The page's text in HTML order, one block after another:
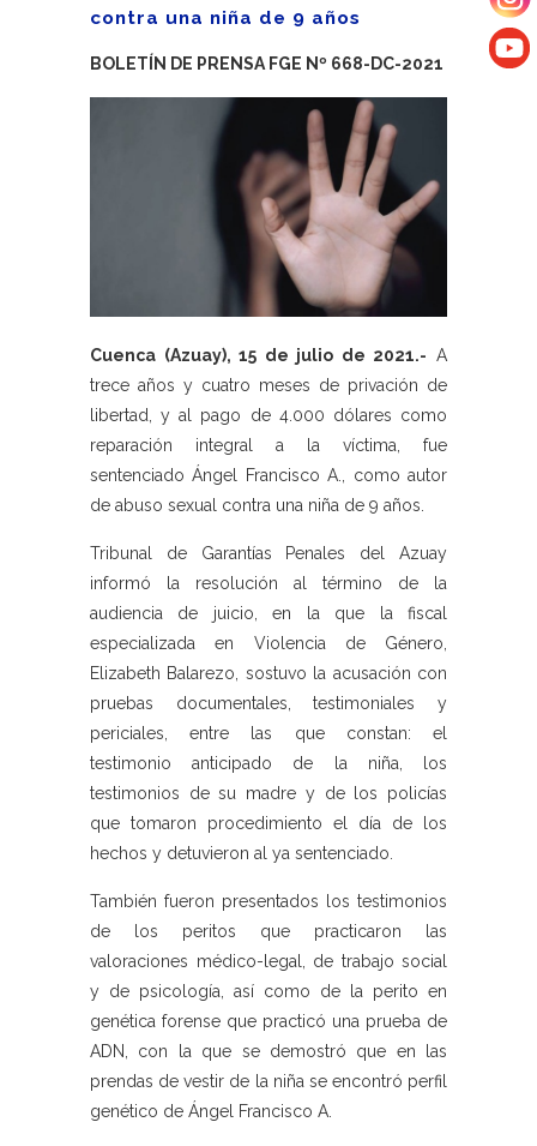
contra una niña de 9 años
BOLETÍN DE PRENSA FGE Nº 668-DC-2021
Cuenca (Azuay), 15 de julio de 2021.- A
trece años y cuatro meses de privación de
libertad, y al pago de 4.000 dólares como
reparación integral a la víctima, fue
sentenciado Ángel Francisco A., como autor
de abuso sexual contra una niña de 9 años.
Tribunal de Garantías Penales del Azuay
informó la resolución al término de la
audiencia de juicio, en la que la fiscal
especializada en Violencia de Género,
Elizabeth Balarezo, sostuvo la acusación con
pruebas documentales, testimoniales y
periciales, entre las que constan: el
testimonio anticipado de la niña, los
testimonios de su madre y de los policías
que tomaron procedimiento el día de los
hechos y detuvieron al ya sentenciado.
También fueron presentados los testimonios
de los peritos que practicaron las
valoraciones médico-legal, de trabajo social
y de psicología, así como de la perito en
genética forense que practicó una prueba de
ADN, con la que se demostró que en las
prendas de vestir de la niña se encontró perfil
genético de Ángel Francisco A.